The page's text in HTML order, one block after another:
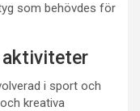
som behövdes för
aktiviteter
i sport och
kreativa